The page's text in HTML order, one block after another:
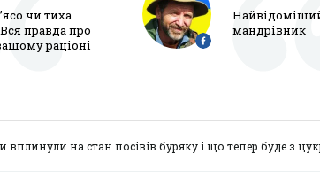
чи тиха
правда про
раціоні
мандрівник
вплинули на стан посівів буряку і що тепер буде з